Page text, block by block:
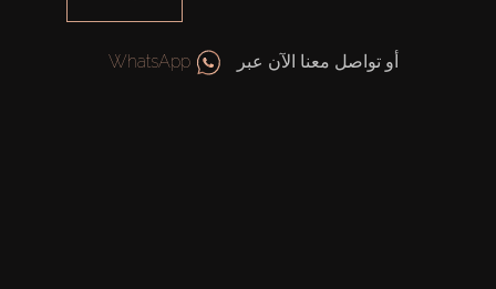
أو تواصل معنا الآن عبر WhatsApp